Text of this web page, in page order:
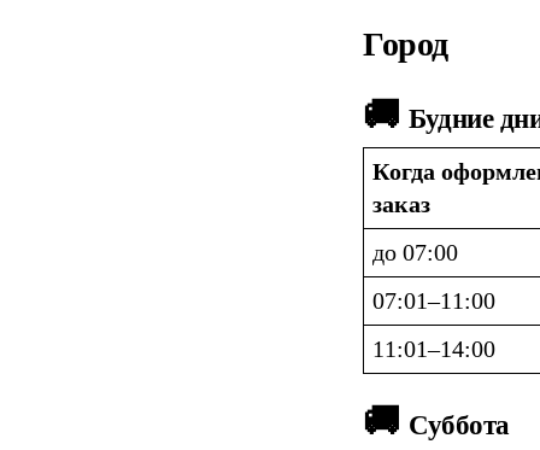
Город
🚚 Будние
Когда
заказ
до 07:00
07:01–11:00
11:01–14:00
🚚 Суббота